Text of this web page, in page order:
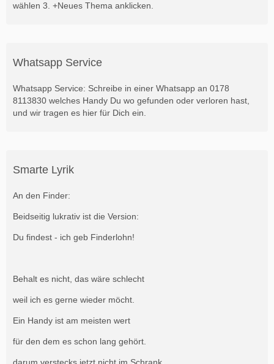
wählen 3. +Neues Thema anklicken.
Whatsapp Service
Whatsapp Service: Schreibe in einer Whatsapp an 0178
8113830 welches Handy Du wo gefunden oder verloren hast,
und wir tragen es hier für Dich ein.
Smarte Lyrik
An den Finder:
Beidseitig lukrativ ist die Version:
Du findest - ich geb Finderlohn!
Behalt es nicht, das wäre schlecht
weil ich es gerne wieder möcht.
Ein Handy ist am meisten wert
für den dem es schon lang gehört.